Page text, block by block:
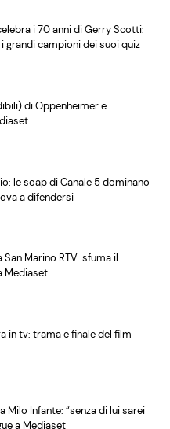
i 70 anni di Gerry Scotti:
grandi campioni dei suoi quiz
di Oppenheimer e
le soap di Canale 5 dominano
a difendersi
Marino RTV: sfuma il
Mediaset
in tv: trama e finale del film
Milo Infante: “senza di lui sarei
a Mediaset